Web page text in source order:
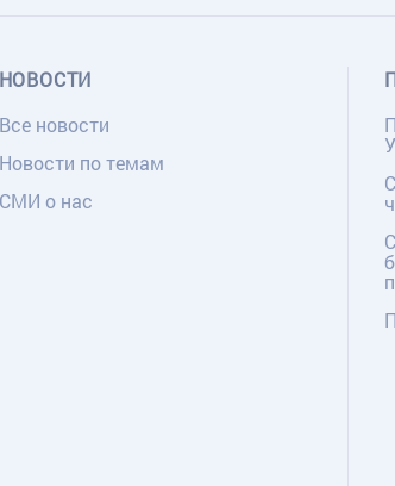
НОВОСТИ
Все новости
Новости по темам
СМИ о нас